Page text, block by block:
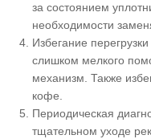
за состоянием
необходимости
Избегание
слишком мелкого
механизм. Также
кофе.
Периодическая
тщательном уходе